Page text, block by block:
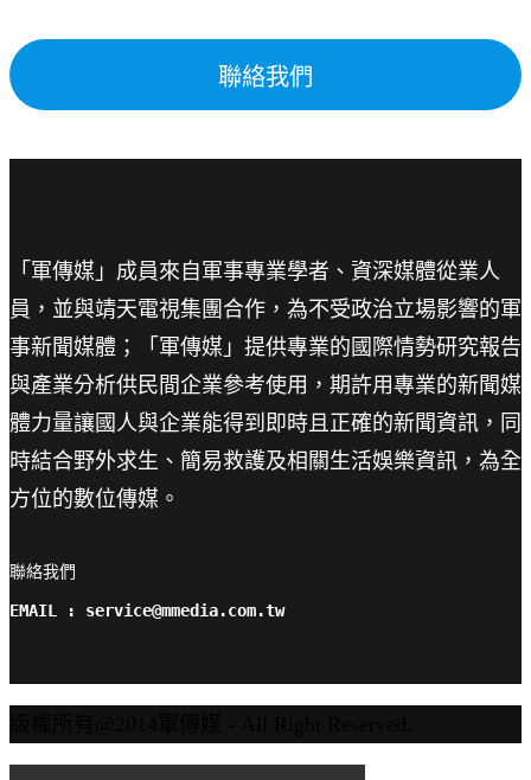
聯絡我們
「軍傳媒」成員來自軍事專業學者、資深媒體從業人
員，並與靖天電視集團合作，為不受政治立場影響的軍
事新聞媒體；「軍傳媒」提供專業的國際情勢研究報告
與產業分析供民間企業參考使用，期許用專業的新聞媒
體力量讓國人與企業能得到即時且正確的新聞資訊，同
時結合野外求生、簡易救護及相關生活娛樂資訊，為全
方位的數位傳媒。
聯絡我們
EMAIL : service@mmedia.com.tw